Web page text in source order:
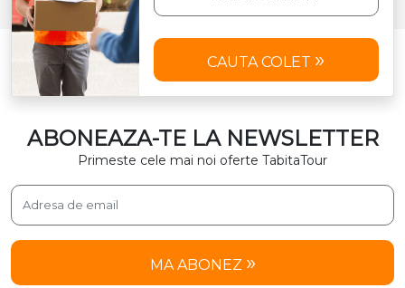
CAUTA COLET
ABONEAZA-TE LA NEWSLETTER
Primeste cele mai noi oferte TabitaTour
MA ABONEZ